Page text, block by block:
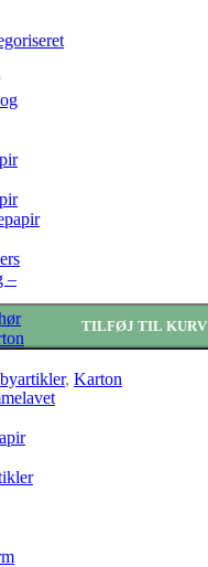
–
TILFØJ TIL KURV
, Karton